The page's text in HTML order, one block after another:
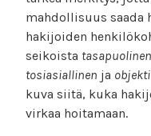
mahdollisuus
hakijoiden
seikoista tasapuolinen
tosiasiallinen ja
kuva siitä, kuka
virkaa hoitamaan.